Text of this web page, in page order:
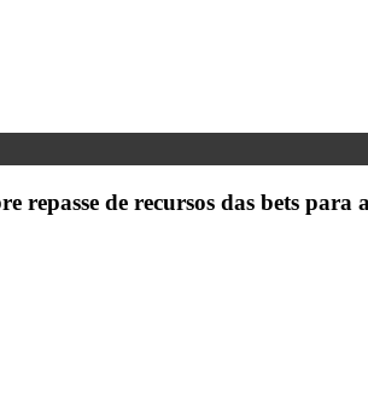
repasse de recursos das bets para